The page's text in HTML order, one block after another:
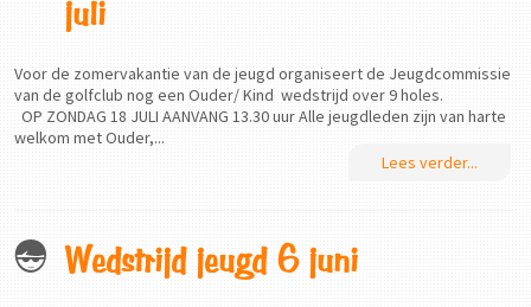
juli
Voor de zomervakantie van de jeugd organiseert de Jeugdcommissie
van de golfclub nog een Ouder/ Kind wedstrijd over 9 holes.
OP ZONDAG 18 JULI AANVANG 13.30 uur Alle jeugdleden zijn van harte
welkom met Ouder,...
Lees verder...
Wedstrijd jeugd 6 juni